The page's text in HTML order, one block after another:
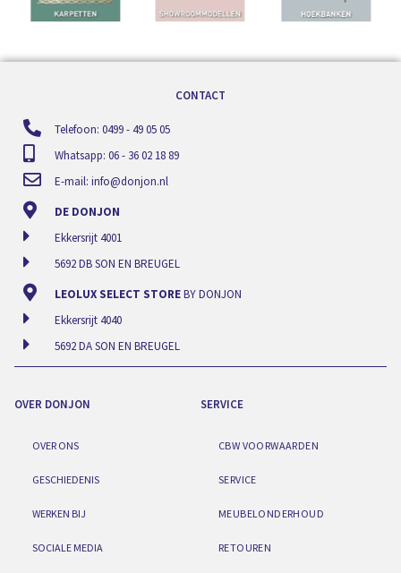
CONTACT
Telefoon: 0499 - 49 05 05
Whatsapp: 06 - 36 02 18 89
E-mail: info@donjon.nl
DE DONJON
Ekkersrijt 4001
5692 DB SON EN BREUGEL
LEOLUX SELECT STOREBY DONJON
Ekkersrijt 4040
5692 DA SON EN BREUGEL
OVER DONJON
OVER ONS
GESCHIEDENIS
WERKEN BIJ
SOCIALE MEDIA
SERVICE
CBW VOORWAARDEN
SERVICE
MEUBELONDERHOUD
RETOUREN